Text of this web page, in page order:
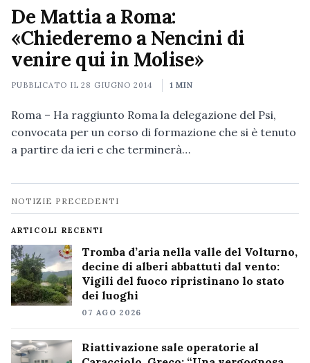
De Mattia a Roma:
«Chiederemo a Nencini di
venire qui in Molise»
PUBBLICATO IL28 GIUGNO 2014 1 MIN
Roma – Ha raggiunto Roma la delegazione del Psi,
convocata per un corso di formazione che si è tenuto
a partire da ieri e che terminerà…
Navigazione
notizie
NOTIZIE PRECEDENTI
ARTICOLI RECENTI
Tromba d’aria nella valle del Volturno,
decine di alberi abbattuti dal vento:
Vigili del fuoco ripristinano lo stato
dei luoghi
07 AGO 2026
Riattivazione sale operatorie al